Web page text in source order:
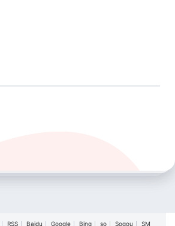
RSS Baidu Google Bing so Sogou SM